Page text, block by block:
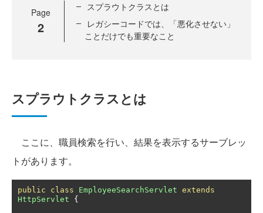
Page
2
スプラウトクラスとは
レガシーコードでは、「悪化させない」
ことだけでも重要なこと
スプラウトクラスとは
ここに、職員検索を行い、結果を表示するサーブレッ
トがあります。
public class EmployeeSearchServlet extends
HttpServlet
{